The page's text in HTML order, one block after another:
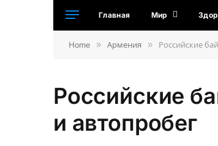
Главная Мир
Home » Армения » Российские
Российские
и автопробег